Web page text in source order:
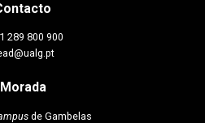
289 800 900
Morada
de Gambelas